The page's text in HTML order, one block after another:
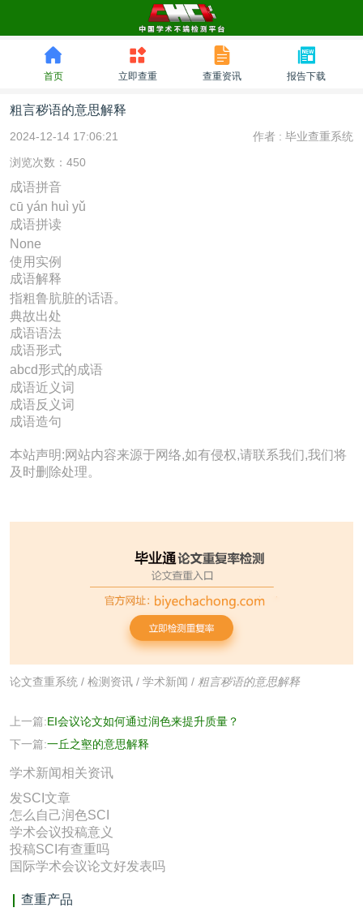
首页 立即查重 查重资讯 报告下载
粗言秽语的意思解释
2024-12-14 17:06:21 作者 : 毕业查重系统
浏览次数：450
成语拼音
cū yán huì yǔ
成语拼读
None
使用实例
成语解释
指粗鲁肮脏的话语。
典故出处
成语语法
成语形式
abcd形式的成语
成语近义词
成语反义词
成语造句
本站声明:网站内容来源于网络,如有侵权,请联系我们,我们将
及时删除处理。
论文查重系统 / 检测资讯 / 学术新闻 / 粗言秽语的意思解释
上一篇:EI会议论文如何通过润色来提升质量？
下一篇:一丘之壑的意思解释
学术新闻相关资讯
发SCI文章
怎么自己润色SCI
学术会议投稿意义
投稿SCI有查重吗
国际学术会议论文好发表吗
查重产品